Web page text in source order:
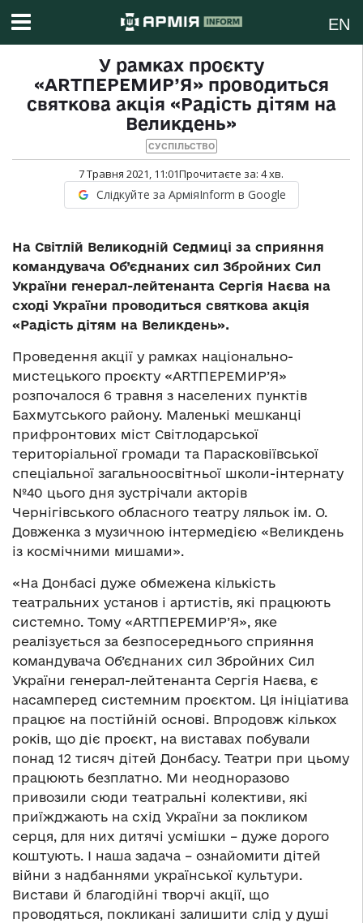
EN
У рамках проєкту
«ARTПЕРЕМИР’Я» проводиться
святкова акція «Радість дітям на
Великдень»
СУСПІЛЬСТВО
7 Травня 2021, 11:01Прочитаєте за: 4хв.
Слідкуйте за АрміяInform в Google
На Світлій Великодній Седмиці за сприяння
командувача Об’єднаних сил Збройних Сил
України генерал-лейтенанта Сергія Наєва на
сході України проводиться святкова акція
«Радість дітям на Великдень».
Проведення акції у рамках національно-
мистецького проєкту «ARTПЕРЕМИР’Я»
розпочалося 6 травня з населених пунктів
Бахмутського району. Маленькі мешканці
прифронтових міст Світлодарської
територіальної громади та Парасковіївської
спеціальної загальноосвітньої школи-інтернату
№40 цього дня зустрічали акторів
Чернігівського обласного театру ляльок ім. О.
Довженка з музичною інтермедією «Великдень
із космічними мишами».
«На Донбасі дуже обмежена кількість
театральних установ і артистів, які працюють
системно. Тому «ARTПЕРЕМИР’Я», яке
реалізується за безпосереднього сприяння
командувача Об’єднаних сил Збройних Сил
України генерал-лейтенанта Сергія Наєва, є
насамперед системним проєктом. Ця ініціатива
працює на постійній основі. Впродовж кількох
років, що діє проєкт, на виставах побували
понад 12 тисяч дітей Донбасу. Театри при цьому
працюють безплатно. Ми неодноразово
привозили сюди театральні колективи, які
приїжджають на схід України за покликом
серця, для них дитячі усмішки – дуже дорого
коштують. І наша задача – ознайомити дітей
війни з надбаннями української культури.
Вистави й благодійні творчі акції, що
проводяться, покликані залишити слід у душі